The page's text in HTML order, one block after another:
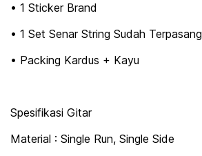
• 1 Sticker Brand
• 1 Set Senar String Sudah Terpasang
• Packing Kardus + Kayu
Spesifikasi Gitar
Material : Single Run, Single Side